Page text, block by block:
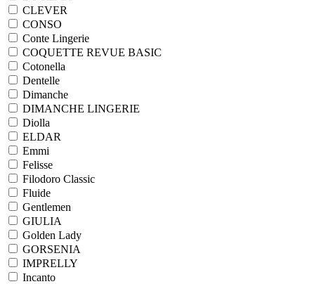
CLEVER
CONSO
Conte Lingerie
COQUETTE REVUE BASIC
Cotonella
Dentelle
Dimanche
DIMANCHE LINGERIE
Diolla
ELDAR
Emmi
Felisse
Filodoro Classic
Fluide
Gentlemen
GIULIA
Golden Lady
GORSENIA
IMPRELLY
Incanto